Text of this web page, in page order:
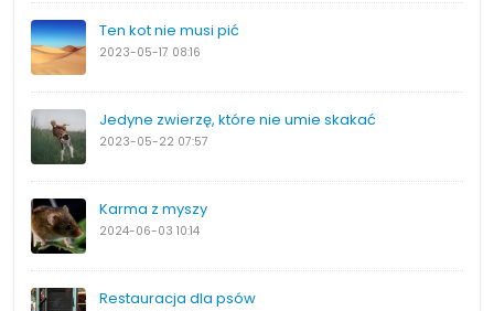
Ten kot nie musi pić
2023-05-17 08:16
Jedyne zwierzę, które nie umie skakać
2023-05-22 07:57
Karma z myszy
2024-06-03 10:14
Restauracja dla psów